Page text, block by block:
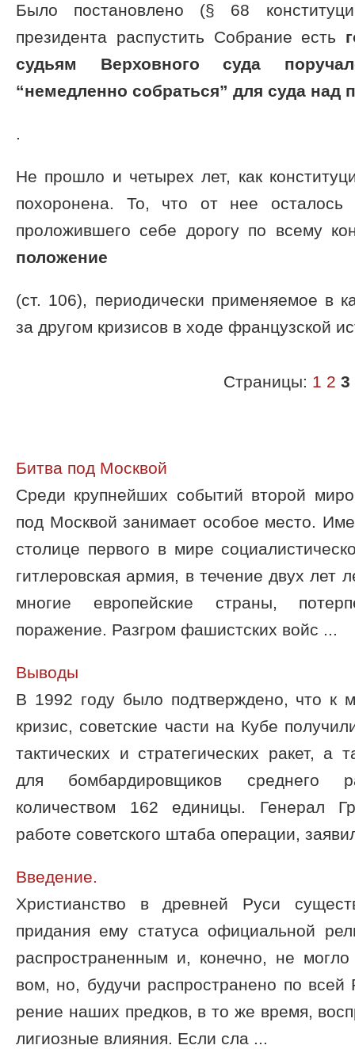
Было постановлено (§ 68
президента распустить Собрание есть
судьям Верховного суда
“немедленно собраться” для суда над
.
Не прошло и четырех лет, как
похоронена. То, что от нее осталось
проложившего себе дорогу по всему
положение
(ст. 106), периодически применяемое в
за другом кризисов в ходе французской
Страницы: 1 2 3
Битва под Москвой
Среди крупнейших событий второй
под Москвой занимает особое место.
столице первого в мире
гитлеровская армия, в течение двух
многие европейские страны,
поражение. Разгром фашистских войс ...
Выводы
В 1992 году было подтверждено, что к
кризис, советские части на Кубе
тактических и стратегических ракет,
для бомбардировщиков среднего
количеством 162 единицы. Генерал
работе советского штаба операции,
Введение.
Христианство в древней Руси
придания ему статуса официальной
распространенным и, конечно, не могло
вом, но, будучи распространено по всей
рение наших предков, в то же время,
лигиозные влияния. Если сла ...